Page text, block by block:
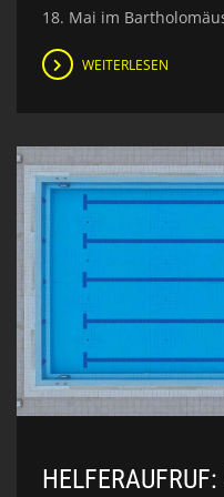
18. Mai im
WEITERLESEN